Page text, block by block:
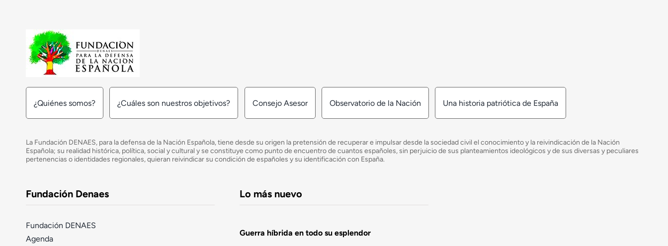
¿Quiénes somos? ¿Cuáles son nuestros objetivos? Consejo Asesor Observatorio de la Nación Una historia patriótica de España
La Fundación DENAES, para la defensa de la Nación Española, tiene desde su origen la pretensión de recuperar e impulsar desde la sociedad civil el conocimiento y la reivindicación de la Nación
Española; su realidad histórica, política, social y cultural y se constituye como punto de encuentro de cuantos españoles, sin perjuicio de sus planteamientos ideológicos y de sus diversas y peculiares
pertenencias o identidades regionales, quieran reivindicar su condición de españoles y su identificación con España.
Fundación Denaes
Fundación DENAES
Agenda
Lo más nuevo
Guerra híbrida en todo su esplendor